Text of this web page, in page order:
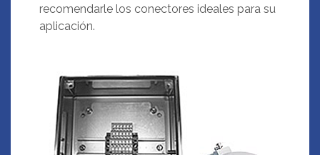
recomendarle los conectores ideales para su
aplicación.